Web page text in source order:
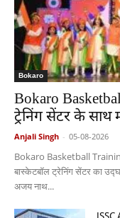
Bokaro
Bokaro
ट्रेनिंग सेंटर के
Anjali Singh - 05-08-2026
Bokaro Basketball
बास्केटबॉल ट्रेनिंग सेंटर का
अजय नाथ...